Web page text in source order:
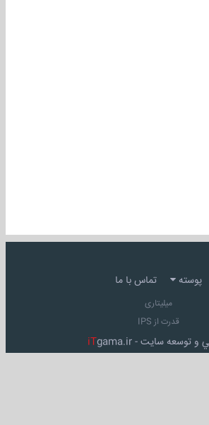
پوسته تماس با ما
میلیتاری
قدرت از IPS
و توسعه سايت - iTgama.ir